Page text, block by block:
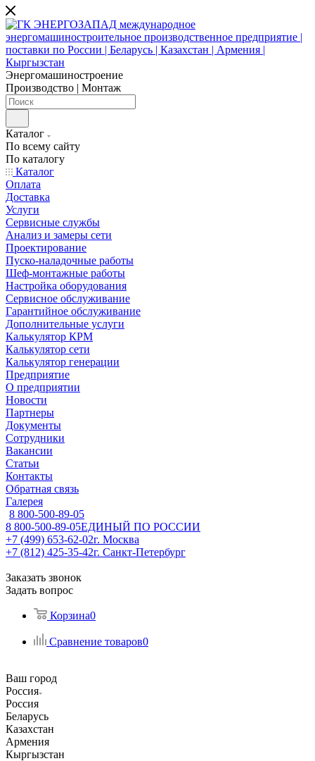
Энергомашиностроение
Производство | Монтаж
Каталог
По всему сайту
По каталогу
Каталог
Оплата
Доставка
Услуги
Сервисные службы
Анализ и замеры сети
Проектирование
Пуско-наладочные работы
Шеф-монтажные работы
Настройка оборудования
Сервисное обслуживание
Гарантийное обслуживание
Дополнительные услуги
Калькулятор КРМ
Калькулятор сети
Калькулятор генерации
Предприятие
О предприятии
Новости
Партнеры
Документы
Сотрудники
Вакансии
Статьи
Контакты
Обратная связь
Галерея
8 800-500-89-05
8 800-500-89-05ЕДИНЫЙ ПО РОССИИ
+7 (499) 653-62-02г. Москва
+7 (812) 425-35-42г. Санкт-Петербург
Заказать звонок
Задать вопрос
Корзина0
Сравнение товаров0
Ваш город
Россия
Россия
Беларусь
Казахстан
Армения
Кыргызстан